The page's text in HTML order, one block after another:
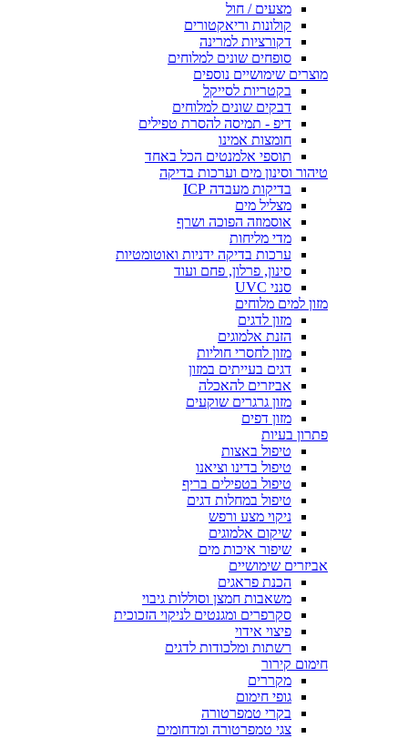
מצעים / חול
קולונות וריאקטורים
דקורציות למרינה
סופחים שונים למלוחים
מוצרים שימושיים נוספים
בקטריות לסייקל
דבקים שונים למלוחים
דיפ - תמיסה להסרת טפילים
חומצות אמינו
תוספי אלמנטים הכל באחד
טיהור וסינון מים וערכות בדיקה
בדיקות מעבדה ICP
מצליל מים
אוסמוזה הפוכה ושרף
מדי מליחות
ערכות בדיקה ידניות ואוטומטיות
סינון, פרלון, פחם ועוד
סנני UVC
מזון למים מלוחים
מזון לדגים
הזנת אלמוגים
מזון לחסרי חוליות
דגים בעייתים במזון
אביזרים להאכלה
מזון גרגרים שוקעים
מזון דפים
פתרון בעיות
טיפול באצות
טיפול בדינו וציאנו
טיפול בטפילים בריף
טיפול במחלות דגים
ניקוי מצע ורפש
שיקום אלמוגים
שיפור איכות מים
אביזרים שימושיים
הכנת פראגים
משאבות חמצן וסוללות גיבוי
סקרפרים ומגנטים לניקוי הזכוכית
פיצוי אידוי
רשתות ומלכודות לדגים
חימום קירור
מקררים
גופי חימום
בקרי טמפרטורה
צגי טמפרטורה ומדחומים